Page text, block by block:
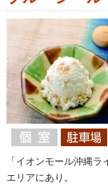
「イオンモール沖縄
エリアにあり。